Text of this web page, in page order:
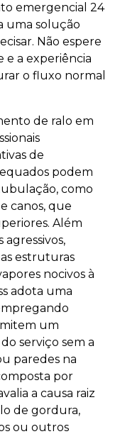
emergencial 24
uma solução
Não espere
e a experiência
o fluxo normal
de ralo em
de
podem
como
canos, que
Além
estruturas
nocivos à
adota uma
um
serviço sem a
paredes na
por
a causa raiz
de gordura,
ou outros